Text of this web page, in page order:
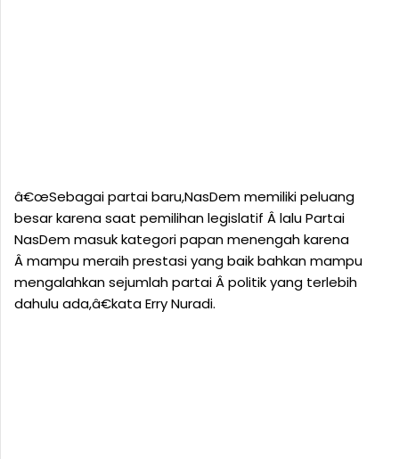
â€œSebagai partai baru,NasDem memiliki peluang
besar karena saat pemilihan legislatif Â lalu Partai
NasDem masuk kategori papan menengah karena
Â mampu meraih prestasi yang baik bahkan mampu
mengalahkan sejumlah partai Â politik yang terlebih
dahulu ada,â€kata Erry Nuradi.